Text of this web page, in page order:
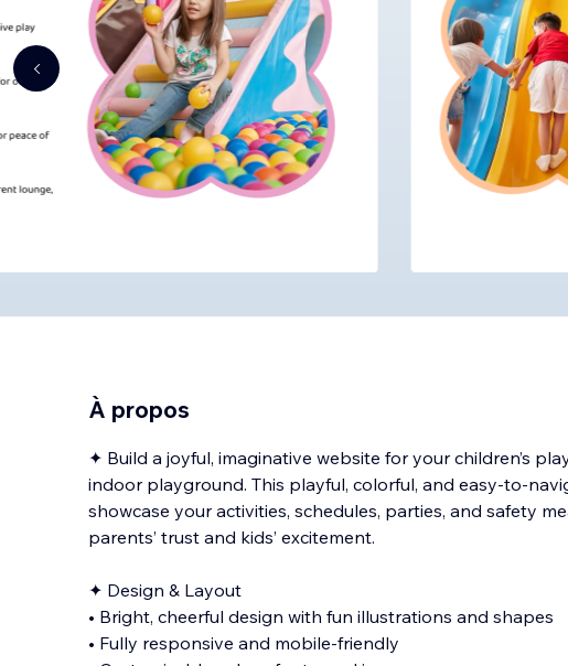
À propos
✦ Build a joyful, imaginative website for your children’s
indoor playground. This playful, colorful, and easy-to-
showcase your activities, schedules, parties, and safety
parents’ trust and kids’ excitement.
✦ Design & Layout
• Bright, cheerful design with fun illustrations and shapes
• Fully responsive and mobile-friendly